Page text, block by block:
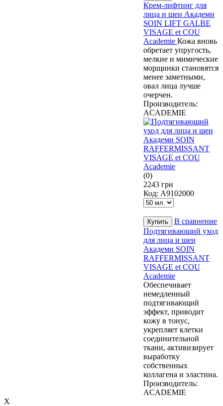
Крем-лифтинг для
лица и шеи Академи
SOIN LIFT GALBE
VISAGE et COU
Academie Кожа вновь
обретает упругость,
мелкие и мимические
морщинки становятся
менее заметными,
овал лица лучше
очерчен.
Производитель:
ACADEMIE
(0)
2243 грн
Код: А9102000
В сравнение
Подтягивающий уход
для лица и шеи
Академи SOIN
RAFFERMISSANT
VISAGE et COU
Academie
Обеспечивает
немедленный
подтягивающий
эффект, приводит
кожу в тонус,
укрепляет клетки
соединительной
ткани, активизирует
выработку
собственных
коллагена и эластина.
Производитель:
ACADEMIE
X